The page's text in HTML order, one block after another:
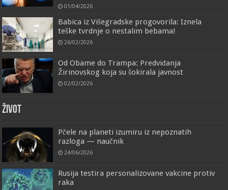
01/04/2026
Babica iz Višegradske progovorila: Iznela
teške tvrdnje o nestalim bebama!
26/02/2026
Od Obame do Trampa: Predviđanja
Žirinovskog koja su šokirala javnost
02/02/2026
ŽIVOT
Pčele na planeti izumiru iz nepoznatih
razloga — naučnik
24/06/2026
Rusija testira personalizovane vakcine protiv
raka